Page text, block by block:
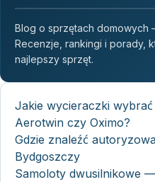
Blog o sprzętach domowych
Recenzje, rankingi i porady,
najlepszy sprzęt.
Jakie wycieraczki
Aerotwin czy Oximo?
Gdzie znaleźć
Bydgoszczy
Samoloty dwusilnikowe